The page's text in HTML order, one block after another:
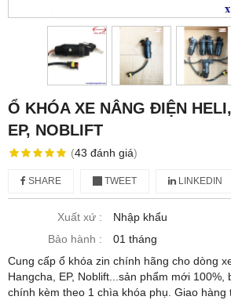
Ổ KHÓA XE NÂNG ĐIỆN
EP, NOBLIFT
(43 đánh giá)
SHARE TWEET LINKEDIN
Xuất xứ :
Nhập khẩu
Bảo hành :
01 tháng
Cung cấp ổ khóa zin chính hãng cho dòng
Hangcha, EP, Noblift...sản phẩm mới 100%,
chính kèm theo 1 chìa khóa phụ. Giao hàng